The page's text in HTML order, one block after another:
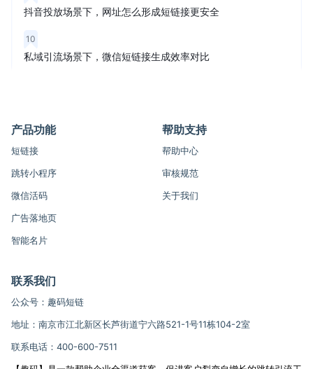
抖音投放场景下，网址怎么形成短链接更安全
10
私域引流场景下，微信短链接生成效率对比
产品功能
短链接
跳转小程序
微信活码
广告落地页
智能名片
帮助支持
帮助中心
审核规范
关于我们
联系我们
公众号：趣码短链
地址：南京市江北新区长芦街道宁六路521-1号11栋104-2室
联系电话：400-600-7511